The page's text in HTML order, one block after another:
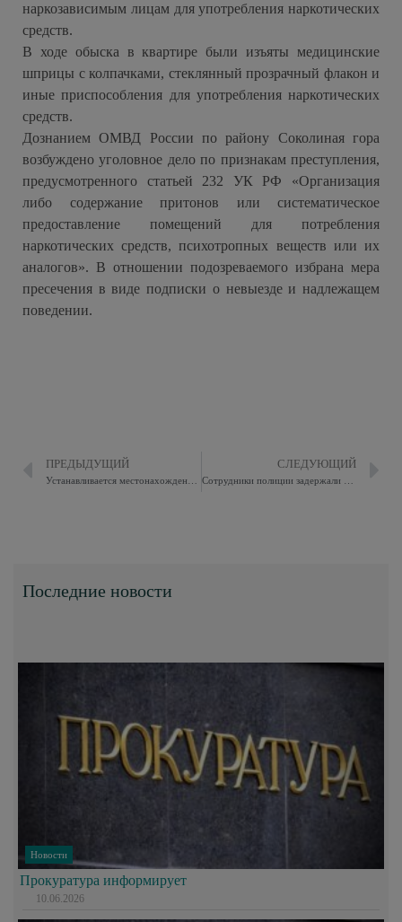
наркозависимым лицам для употребления наркотических
средств.
В ходе обыска в квартире были изъяты медицинские
шприцы с колпачками, стеклянный прозрачный флакон и
иные приспособления для употребления наркотических
средств.
Дознанием ОМВД России по району Соколиная гора
возбуждено уголовное дело по признакам преступления,
предусмотренного статьей 232 УК РФ «Организация
либо содержание притонов или систематическое
предоставление помещений для потребления
наркотических средств, психотропных веществ или их
аналогов». В отношении подозреваемого избрана мера
пресечения в виде подписки о невыезде и надлежащем
поведении.
ПРЕДЫДУЩИЙ СЛЕДУЮЩИЙ
Последние новости
Новости
Прокуратура информирует
10.06.2026